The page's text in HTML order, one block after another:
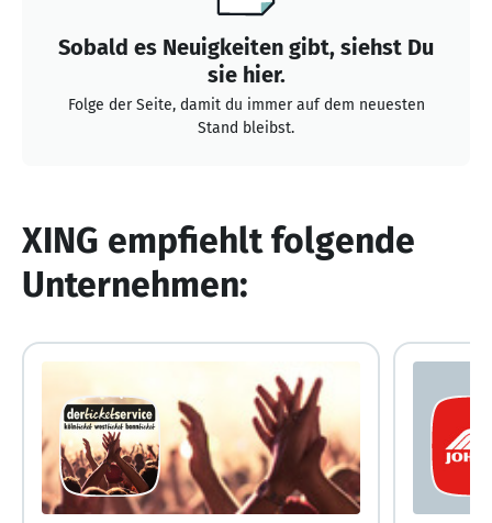
Sobald es Neuigkeiten gibt, siehst Du
sie hier.
Folge der Seite, damit du immer auf dem neuesten
Stand bleibst.
XING empfiehlt folgende
Unternehmen: